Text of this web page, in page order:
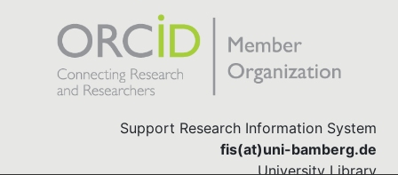
Support Research Information System
fis(at)uni-bamberg.de
University Library